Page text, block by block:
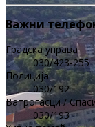
Важни
Градска управа
030/423-255
Полиција
030/192
Ватрогасци /
030/193